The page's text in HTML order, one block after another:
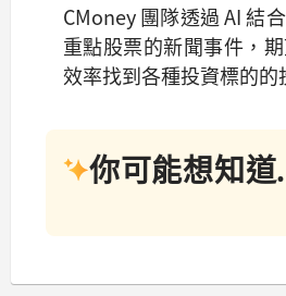
CMoney 團隊透過 AI 結
重點股票的新聞事件，
效率找到各種投資標的的
你可能想知道